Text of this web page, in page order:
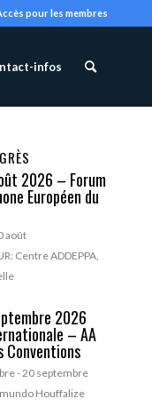
pour les membres
infos
2026 – Forum
Européen du
août
Centre ADDEPPA,
2026
– AA
Conventions
-20 septembre
Houffalize